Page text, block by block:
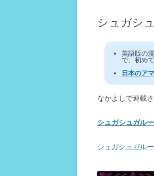
シュガシ
英語版の
で、初め
日本のア
なかよしで連載
シュガシュガル
シュガシュガル